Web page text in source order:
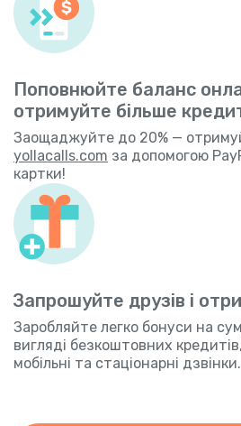
Поповнюйте баланс
отримуйте більше
Заощаджуйте до 20% —
yollacalls.com за допомогою
картки!
Запрошуйте друзів і
Заробляйте легко бонуси на
вигляді безкоштовних
мобільні та стаціонарні дзвінки.